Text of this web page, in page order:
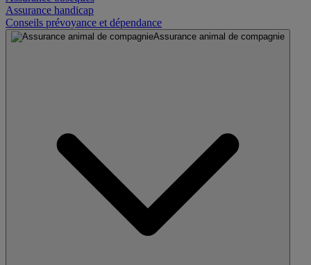
Assurance handicap
Conseils prévoyance et dépendance
Assurance animal de compagnie